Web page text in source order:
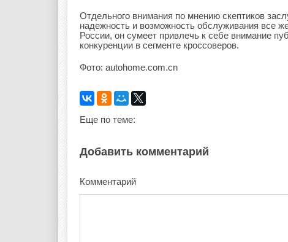
Отдельного внимания по мнению скептиков
надежность и возможность обслуживания все
России, он сумеет привлечь к себе внимание
конкуренции в сегменте кроссоверов.
Фото: autohome.com.cn
Еще по теме:
Добавить комментарий
Комментарий